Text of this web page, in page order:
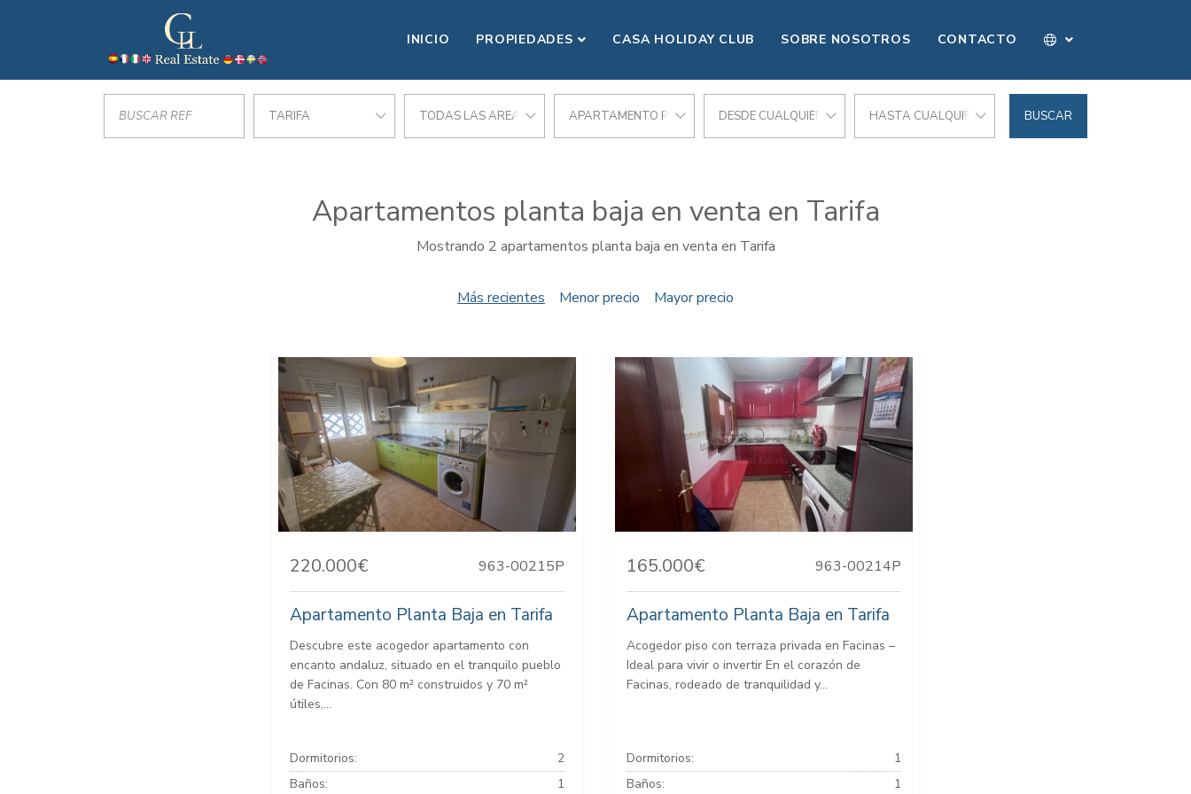
INICIO PROPIEDADES CASA HOLIDAY CLUB SOBRE NOSOTROS CONTACTO
TARIFA TODAS LAS AREAS APARTAMENTO PLANTA BAJADESDE CUALQUIER PRECIO HASTA CUALQUIER PRECIO BUSCAR
Apartamentos planta baja en venta en Tarifa
Mostrando 2 apartamentos planta baja en venta en Tarifa
Más recientes Menor precio Mayor precio
220.000€ 963-00215P
Apartamento Planta Baja en Tarifa
Descubre este acogedor apartamento con
encanto andaluz, situado en el tranquilo pueblo
de Facinas. Con 80 m² construidos y 70 m²
útiles,...
Dormitorios:
2
Baños:
1
165.000€ 963-00214P
Apartamento Planta Baja en Tarifa
Acogedor piso con terraza privada en Facinas –
Ideal para vivir o invertir En el corazón de
Facinas, rodeado de tranquilidad y...
Dormitorios:
1
Baños:
1